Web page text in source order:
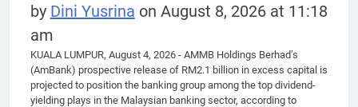
by Dini Yusrina on August 8, 2026 at 11:18
am
KUALA LUMPUR, August 4, 2026 - AMMB Holdings Berhad’s
(AmBank) prospective release of RM2.1 billion in excess capital is
projected to position the banking group among the top dividend-
yielding plays in the Malaysian banking sector, according to